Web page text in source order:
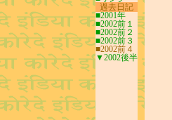
過去日記
■2001年
■2002前１
■2002前２
■2002前３
■2002前４
▼2002後半